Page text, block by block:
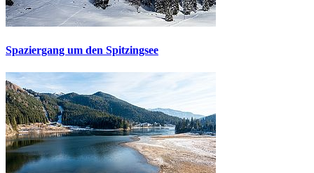
Spaziergang um den Spitzingsee